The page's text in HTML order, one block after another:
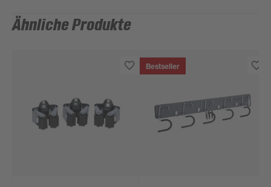
Ähnliche Produkte
Bestseller